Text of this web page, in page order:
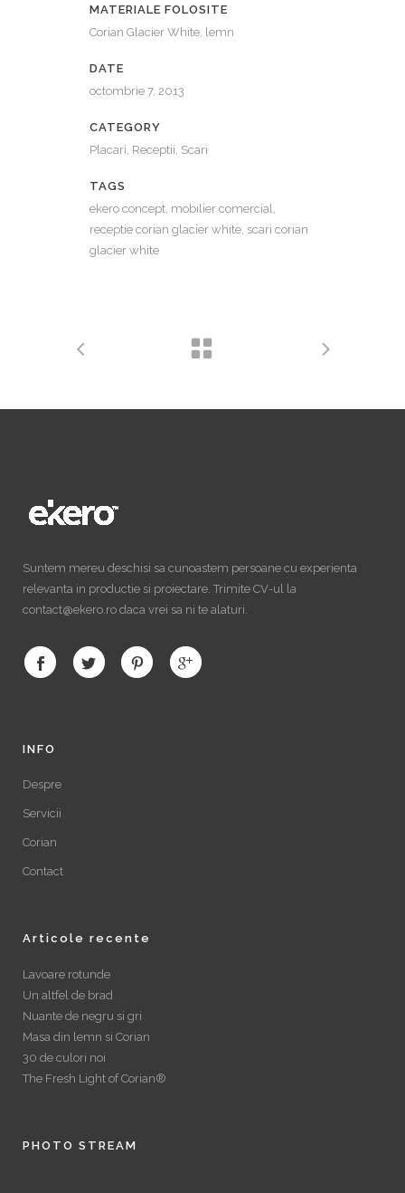
MATERIALE FOLOSITE
Corian Glacier White, lemn
DATE
octombrie 7, 2013
CATEGORY
Placari, Receptii, Scari
TAGS
ekero concept, mobilier comercial,
receptie corian glacier white, scari corian
glacier white
Suntem mereu deschisi sa cunoastem persoane cu experienta
relevanta in productie si proiectare. Trimite CV-ul la
contact@ekero.ro daca vrei sa ni te alaturi.
INFO
Despre
Servicii
Corian
Contact
Articole recente
Lavoare rotunde
Un altfel de brad
Nuante de negru si gri
Masa din lemn si Corian
30 de culori noi
The Fresh Light of Corian®
PHOTO STREAM